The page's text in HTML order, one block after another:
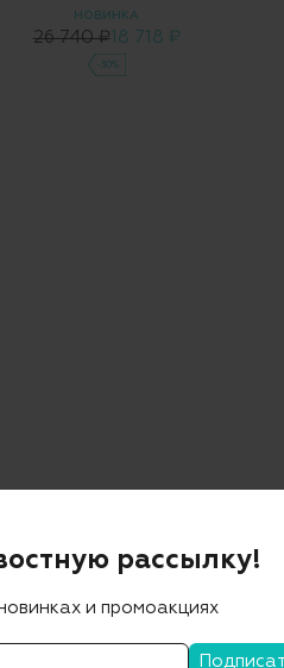
НОВИНКА
26 740 ₽18 718 ₽
-30%
рассылку!
и промоакциях